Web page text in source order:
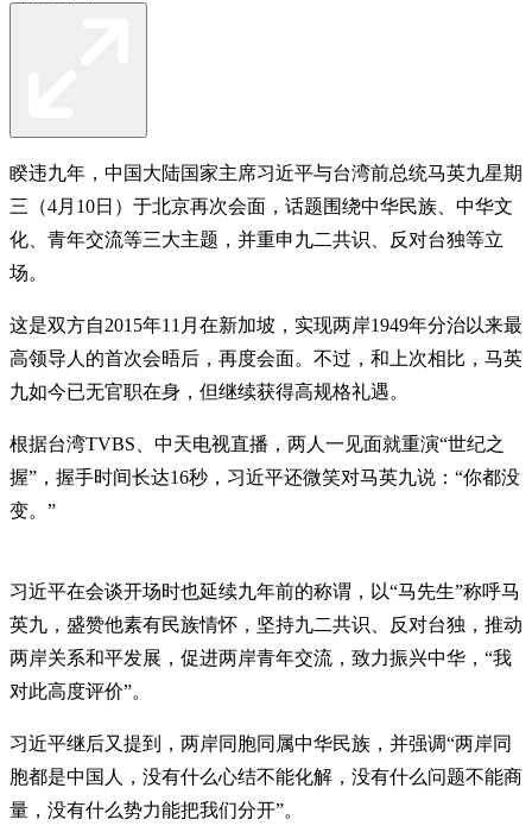
睽违九年，中国大陆国家主席习近平与台湾前总统马英九星期
三（4月10日）于北京再次会面，话题围绕中华民族、中华文
化、青年交流等三大主题，并重申九二共识、反对台独等立
场。
这是双方自2015年11月在新加坡，实现两岸1949年分治以来最
高领导人的首次会晤后，再度会面。不过，和上次相比，马英
九如今已无官职在身，但继续获得高规格礼遇。
根据台湾TVBS、中天电视直播，两人一见面就重演“世纪之
握”，握手时间长达16秒，习近平还微笑对马英九说：“你都没
变。”
习近平在会谈开场时也延续九年前的称谓，以“马先生”称呼马
英九，盛赞他素有民族情怀，坚持九二共识、反对台独，推动
两岸关系和平发展，促进两岸青年交流，致力振兴中华，“我
对此高度评价”。
习近平继后又提到，两岸同胞同属中华民族，并强调“两岸同
胞都是中国人，没有什么心结不能化解，没有什么问题不能商
量，没有什么势力能把我们分开”。